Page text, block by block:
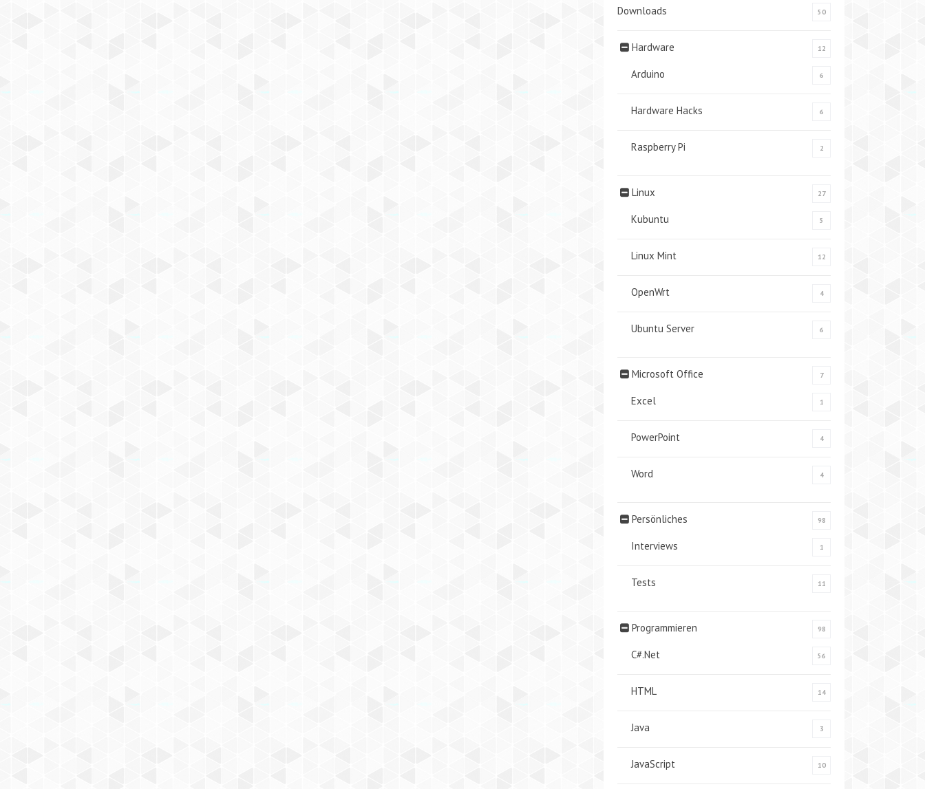
Downloads 50
Hardware 12
Arduino 6
Hardware Hacks 6
Raspberry Pi 2
Linux 27
Kubuntu 5
Linux Mint 12
OpenWrt 4
Ubuntu Server 6
Microsoft Office 7
Excel 1
PowerPoint 4
Word 4
Persönliches 98
Interviews 1
Tests 11
Programmieren 98
C#.Net 56
HTML 14
Java 3
JavaScript 10